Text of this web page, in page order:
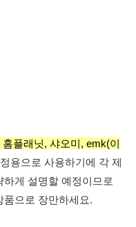
플래닛, 샤오미, emk(이
용으로 사용하기에 각 제
게 설명할 예정이므로
품으로 장만하세요.